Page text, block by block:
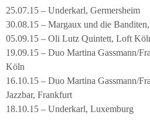
25.07.15 – Underkarl, Germersheim
30.08.15 – Margaux und die
05.09.15 – Oli Lutz Quintett, Loft
19.09.15 – Duo Martina Gassmann/
Köln
16.10.15 – Duo Martina Gassmann/
Jazzbar, Frankfurt
18.10.15 – Underkarl, Luxemburg